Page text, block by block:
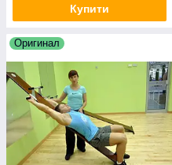
Купити
Оригинал